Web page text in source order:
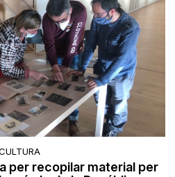
per recopilar material per